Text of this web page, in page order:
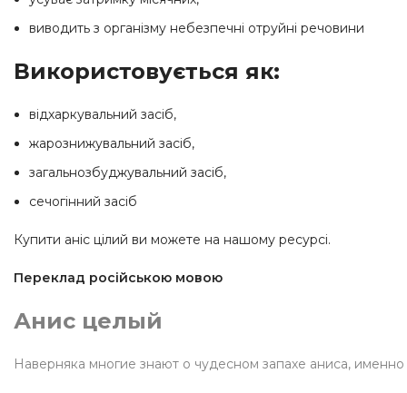
виводить з організму небезпечні отруйні речовини
Використовується як:
відхаркувальний засіб,
жарознижувальний засіб,
загальнозбуджувальний засіб,
сечогінний засіб
Купити аніс цілий ви можете на нашому ресурсі.
Переклад російською мовою
Анис целый
Наверняка многие знают о чудесном запахе аниса,